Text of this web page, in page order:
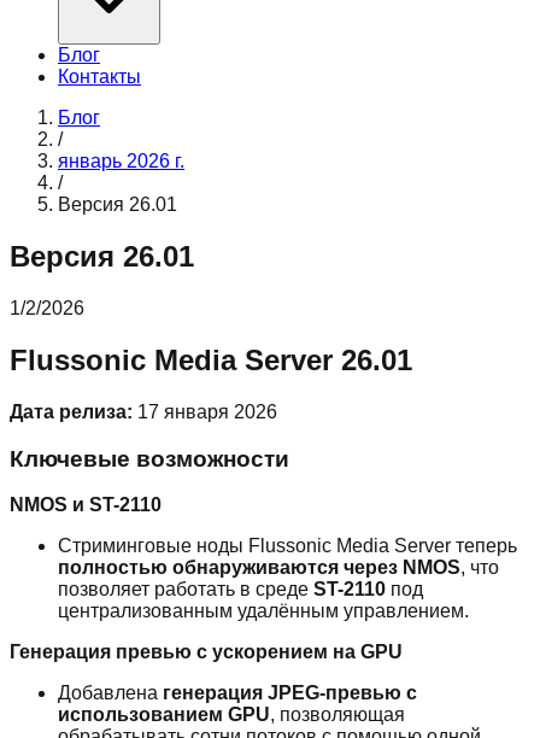
Блог
Контакты
Блог
/
январь 2026 г.
/
Версия 26.01
Версия 26.01
1/2/2026
Flussonic Media Server 26.01
Дата релиза: 17 января 2026
Ключевые возможности
NMOS и ST-2110
Стриминговые ноды Flussonic Media Server теперь
полностью обнаруживаются через NMOS, что
позволяет работать в среде ST-2110 под
централизованным удалённым управлением.
Генерация превью с ускорением на GPU
Добавлена генерация JPEG-превью с
использованием GPU, позволяющая